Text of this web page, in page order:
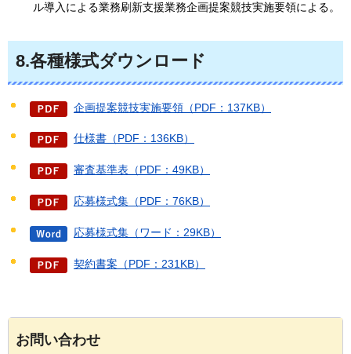
ル導入による業務刷新支援業務企画提案競技実施要領による。
8.各種様式ダウンロード
企画提案競技実施要領（PDF：137KB）
仕様書（PDF：136KB）
審査基準表（PDF：49KB）
応募様式集（PDF：76KB）
応募様式集（ワード：29KB）
契約書案（PDF：231KB）
お問い合わせ